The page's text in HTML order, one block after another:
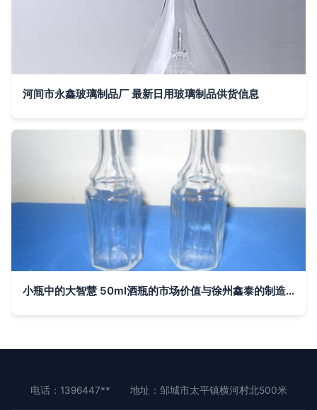
河间市永鑫玻璃制品厂 最新日用玻璃制品供货信息
小瓶中的大智慧 50ml酒瓶的市场价值与徐州鑫泰的制造实力
电话：1396447** 地址：邹城市太平镇横河村北500米